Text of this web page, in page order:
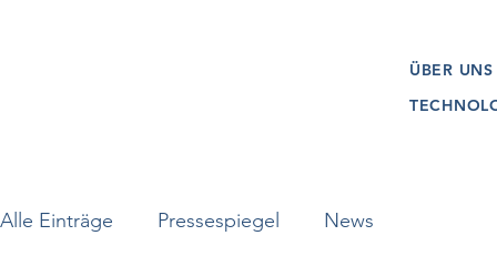
ÜBER UNS
Alle Einträge Pressespiegel News